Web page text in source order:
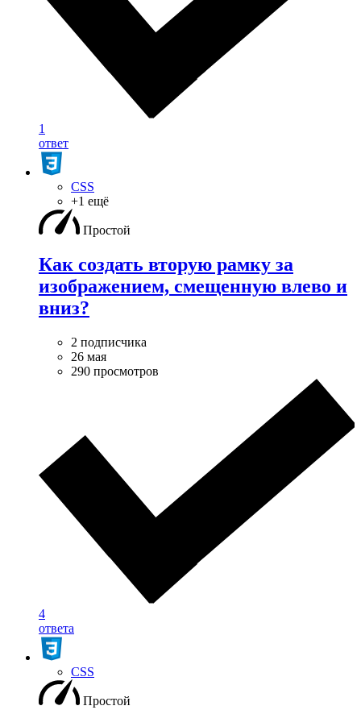
1
ответ
CSS
+1 ещё
Простой
Как создать вторую рамку за
изображением, смещенную влево и
вниз?
2 подписчика
26 мая
290 просмотров
4
ответа
CSS
Простой